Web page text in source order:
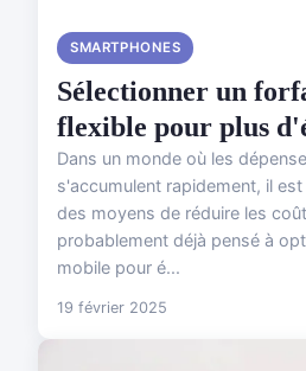
SMARTPHONES
Sélectionner un
flexible pour plus
Dans un monde où les
s'accumulent rapidement, il
des moyens de réduire les
probablement déjà pensé à
mobile pour é...
19 février 2025